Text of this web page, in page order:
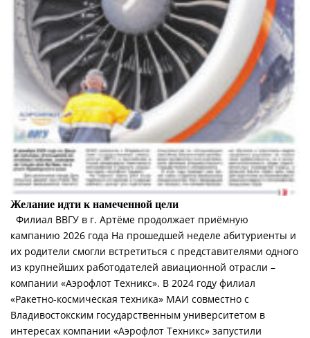
Желание идти к намеченной цели
Филиал ВВГУ в г. Артёме продолжает приёмную
кампанию 2026 года На прошедшей неделе абитуриенты и
их родители смогли встретиться с представителями одного
из крупнейших работодателей авиационной отрасли –
компании «Аэрофлот Техникс». В 2024 году филиал
«Ракетно-космическая техника» МАИ совместно с
Владивостокским государственным университетом в
интересах компании «Аэрофлот Техникс» запустили